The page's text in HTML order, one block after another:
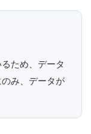
ため、データ
み、データが